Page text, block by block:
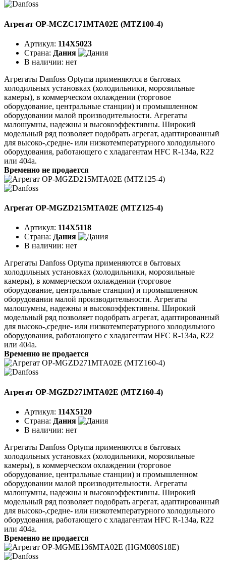
Агрегат OP-MCZC171MTA02E (MTZ100-4)
Артикул: 114X5023
Страна: Дания
В наличии: нет
Агрегаты Danfoss Optyma применяются в бытовых
холодильных установках (холодильники, морозильные
камеры), в коммерческом охлаждении (торговое
оборудование, центральные станции) и промышленном
оборудовании малой производительности. Агрегаты
малошумны, надежны и высокоэффективны. Широкий
модельный ряд позволяет подобрать агрегат, адаптированный
для высоко-,средне- или низкотемпературного холодильного
оборудования, работающего с хладагентам HFC R-134a, R22
или 404a.
Временно не продается
Агрегат OP-MGZD215MTA02E (MTZ125-4)
Артикул: 114X5118
Страна: Дания
В наличии: нет
Агрегаты Danfoss Optyma применяются в бытовых
холодильных установках (холодильники, морозильные
камеры), в коммерческом охлаждении (торговое
оборудование, центральные станции) и промышленном
оборудовании малой производительности. Агрегаты
малошумны, надежны и высокоэффективны. Широкий
модельный ряд позволяет подобрать агрегат, адаптированный
для высоко-,средне- или низкотемпературного холодильного
оборудования, работающего с хладагентам HFC R-134a, R22
или 404a.
Временно не продается
Агрегат OP-MGZD271MTA02E (MTZ160-4)
Артикул: 114X5120
Страна: Дания
В наличии: нет
Агрегаты Danfoss Optyma применяются в бытовых
холодильных установках (холодильники, морозильные
камеры), в коммерческом охлаждении (торговое
оборудование, центральные станции) и промышленном
оборудовании малой производительности. Агрегаты
малошумны, надежны и высокоэффективны. Широкий
модельный ряд позволяет подобрать агрегат, адаптированный
для высоко-,средне- или низкотемпературного холодильного
оборудования, работающего с хладагентам HFC R-134a, R22
или 404a.
Временно не продается